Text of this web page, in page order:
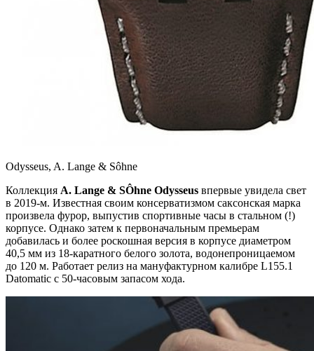
Odysseus, A. Lange & Sôhne
Коллекция A. Lange & SÔhne Odysseus впервые увидела свет
в 2019-м. Известная своим консерватизмом саксонская марка
произвела фурор, выпустив спортивные часы в стальном (!)
корпусе. Однако затем к первоначальным премьерам
добавилась и более роскошная версия в корпусе диаметром
40,5 мм из 18-каратного белого золота, водонепроницаемом
до 120 м. Работает релиз на мануфактурном калибре L155.1
Datomatic с 50-часовым запасом хода.